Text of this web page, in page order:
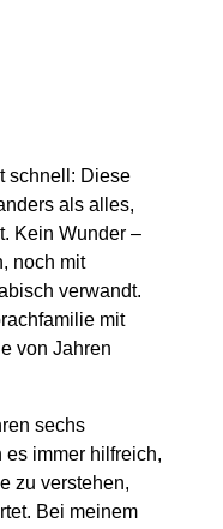
schnell: Diese
als alles,
Kein Wunder –
noch mit
verwandt.
mit
von Jahren
sechs
es immer hilfreich,
zu verstehen,
Bei meinem